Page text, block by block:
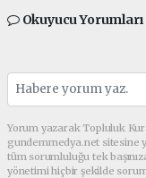
Okuyucu Yorumları
Yorum yazarak Topluluk
gundemmedya.net sitesine
tüm sorumluluğu tek
yönetimi hiçbir şekilde